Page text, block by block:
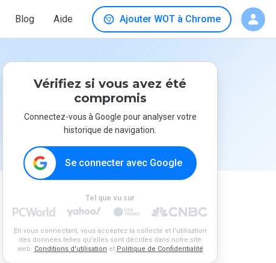
Blog Aide Ajouter WOT à Chrome
Vérifiez si vous avez été
compromis
Connectez-vous à Google pour analyser votre
historique de navigation.
Se connecter avec Google
Tel que vu sur
En vous connectant, vous acceptez la collecte et l'utilisation
des données telles qu'elles sont décrites dans notre site
web. Conditions d'utilisation et Politique de Confidentialité